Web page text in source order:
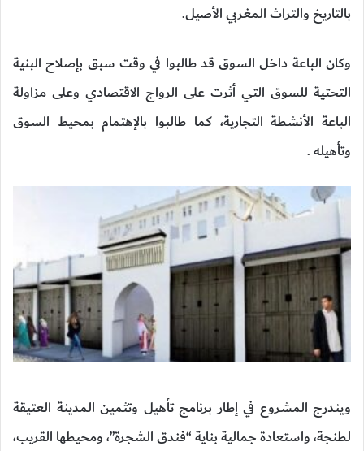
بالتاريخ والتراث المغربي الأصيل.
وكان الباعة داخل السوق قد طالبوا في وقت سبق بإصلاح البنية
التحتية للسوق التي أثرت على الرواج الاقتصادي وعلى مزاولة
الباعة الأنشطة التجارية، كما طالبوا بالإهتمام بمحيط السوق
وتأهيله .
ويندرج المشروع في إطار برنامج تأهيل وتثمين المدينة العتيقة
لطنجة، واستعادة جمالية بناية “فندق الشجرة”، ومحيطها القريب،